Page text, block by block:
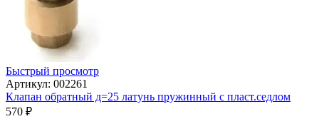
Быстрый просмотр
Артикул: 002261
Клапан обратный д=25 латунь пружинный с пласт.седлом
570 ₽